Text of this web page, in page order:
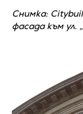
Снимка:
фасада към ул.